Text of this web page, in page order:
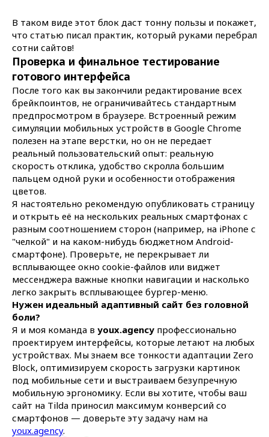
В таком виде этот блок даст тонну пользы и покажет,
что статью писал практик, который руками перебрал
сотни сайтов!
Проверка и финальное тестирование
готового интерфейса
После того как вы закончили редактирование всех
брейкпоинтов, не ограничивайтесь стандартным
предпросмотром в браузере. Встроенный режим
симуляции мобильных устройств в Google Chrome
полезен на этапе верстки, но он не передает
реальный пользовательский опыт: реальную
скорость отклика, удобство скролла большим
пальцем одной руки и особенности отображения
цветов.
Я настоятельно рекомендую опубликовать страницу
и открыть её на нескольких реальных смартфонах с
разным соотношением сторон (например, на iPhone с
"челкой" и на каком-нибудь бюджетном Android-
смартфоне). Проверьте, не перекрывает ли
всплывающее окно cookie-файлов или виджет
мессенджера важные кнопки навигации и насколько
легко закрыть всплывающее бургер-меню.
Нужен идеальный адаптивный сайт без головной
боли?
Я и моя команда в youx.agency профессионально
проектируем интерфейсы, которые летают на любых
устройствах. Мы знаем все тонкости адаптации Zero
Block, оптимизируем скорость загрузки картинок
под мобильные сети и выстраиваем безупречную
мобильную эргономику. Если вы хотите, чтобы ваш
сайт на Tilda приносил максимум конверсий со
смартфонов — доверьте эту задачу нам на
youx.agency.
Отправить
Услуги
Разработка сайтов
Контекстная реклама
Поддержка сайта
UX/UI Дизайн
telegram
SEO-оптимизация
@ 2019-2026
Все права защищены
Условия соглашения
whatsapp youtube MAX
Наши соц. сети:
dev@youx.agency пн–пт: 10:00–20:00
+7(969) 715-86-66
Навигация
Стоимость услуг
О студии
Отзывы
Портфолио
ИНН: 780456654521
Контакты